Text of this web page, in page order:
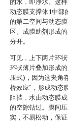
的水，即净水。这
动态膜支撑体1中部
的第二空间与动态
区。成膜助剂形成
分开。
可见，上下两片环
环状薄片叠加形成
压式)，因为这夹角
桥效应”，形成动态
阻挡，水由动态膜
的空隙钻过。膜间
实，不易松动，保